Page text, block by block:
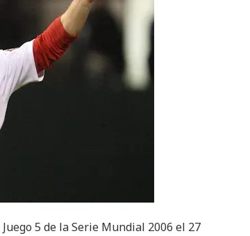
5 de la Serie Mundial 2006 el 27